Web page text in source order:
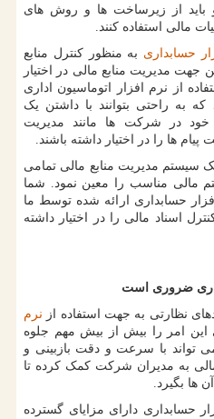
از زیرساخت ها و روش های
مالی استفاده کنند.
حسابداری به منظور کنترل منابع
مدیریت منابع مالی در اختیار
از نرم افزار اتوماسیون اداری
به راحتی بتوانند با داشتن یک
خود در شرکت ها مانند مدیریت
ها را در اختیار داشته باشند.
سیستم مدیریت منابع مالی تمامی
مالی مناسب را معین نمود. شما
حسابداری ارائه شده توسط ما
اسناد مالی را در اختیار داشته
ضروری است
نظارتی به جهت استفاده از نرم
این امر را بیش از بیش مهم جلوه
تواند با سرعت و دقت بازبینی و
به مدیران شرکت کمک کرده تا
ها بگیرد.
حسابداری دارای مزایای گسترده